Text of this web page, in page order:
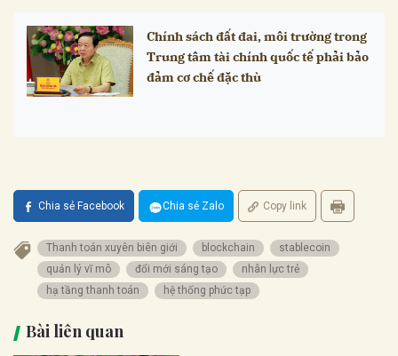
Chính sách đất đai, môi trường trong
Trung tâm tài chính quốc tế phải bảo
đảm cơ chế đặc thù
Chia sẻ Facebook Chia sẻ Zalo Copy link
Thanh toán xuyên biên giới blockchain
stablecoin
quản lý vĩ mô
đổi mới sáng tạo
nhân lực trẻ
hạ tầng thanh toán
hệ thống phức tạp
Bài liên quan